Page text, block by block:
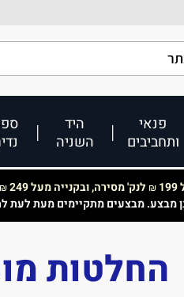
פנאי
ותחביבים
היד
השניה
₪ לנק' מסירה, ובקנייה מעל 249
מבצע. מבצעים מתקיימים מעת לעת
החלטות